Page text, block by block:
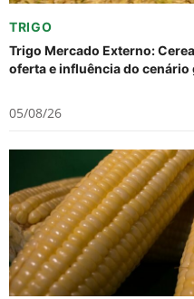
TRIGO
Trigo Mercado Externo:
oferta e influência do
05/08/26